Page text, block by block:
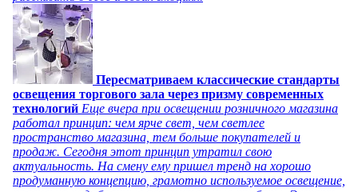
Пересматриваем классические стандарты
освещения торгового зала через призму современных
технологий Еще вчера при освещении розничного магазина
работал принцип: чем ярче свет, чем светлее
пространство магазина, тем больше покупателей и
продаж. Сегодня этот принцип утратил свою
актуальность. На смену ему пришел тренд на хорошо
продуманную концепцию, грамотно используемое освещение,